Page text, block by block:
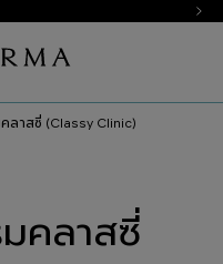
ลาสซี่ (Classy Clinic)
คลาสซี่